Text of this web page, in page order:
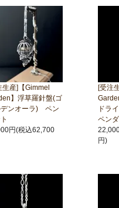
生産]【Gimmel
】浮草羅針盤(ゴ
デンオーラ) ペン
円(税込62,700
[受注
ドラ
ペン
円)